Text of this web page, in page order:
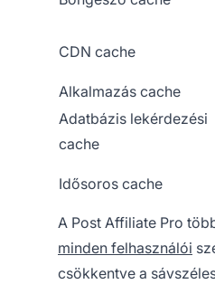
CDN cache
Alkalmazás cache
Adatbázis lekérdezési
cache
Idősoros cache
A Post Affiliate Pro
minden felhasználói
csökkentve a